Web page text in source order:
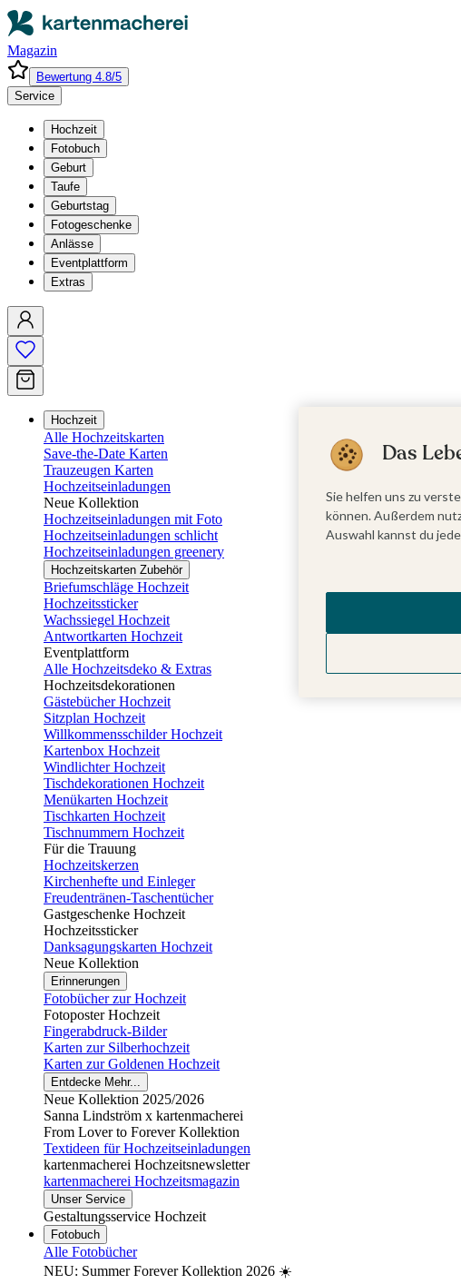
Magazin
Bewertung 4.8/5
Service
Hochzeit
Fotobuch
Geburt
Taufe
Geburtstag
Fotogeschenke
Anlässe
Eventplattform
Extras
Hochzeit
Alle Hochzeitskarten
Save-the-Date Karten
Trauzeugen Karten
Hochzeitseinladungen
Neue Kollektion
Hochzeitseinladungen mit Foto
Hochzeitseinladungen schlicht
Hochzeitseinladungen greenery
Hochzeitskarten Zubehör
Briefumschläge Hochzeit
Hochzeitssticker
Wachssiegel Hochzeit
Antwortkarten Hochzeit
Eventplattform
Alle Hochzeitsdeko & Extras
Hochzeitsdekorationen
Gästebücher Hochzeit
Sitzplan Hochzeit
Willkommensschilder Hochzeit
Kartenbox Hochzeit
Windlichter Hochzeit
Tischdekorationen Hochzeit
Menükarten Hochzeit
Tischkarten Hochzeit
Tischnummern Hochzeit
Für die Trauung
Hochzeitskerzen
Kirchenhefte und Einleger
Freudentränen-Taschentücher
Gastgeschenke Hochzeit
Hochzeitssticker
Danksagungskarten Hochzeit
Neue Kollektion
Erinnerungen
Fotobücher zur Hochzeit
Fotoposter Hochzeit
Fingerabdruck-Bilder
Karten zur Silberhochzeit
Karten zur Goldenen Hochzeit
Entdecke Mehr...
Neue Kollektion 2025/2026
Sanna Lindström x kartenmacherei
From Lover to Forever Kollektion
Textideen für Hochzeitseinladungen
kartenmacherei Hochzeitsnewsletter
kartenmacherei Hochzeitsmagazin
Unser Service
Gestaltungsservice Hochzeit
Fotobuch
Alle Fotobücher
NEU: Summer Forever Kollektion 2026 ☀️
Das
Sie helfen uns zu
können. Außerdem
Auswahl kannst du